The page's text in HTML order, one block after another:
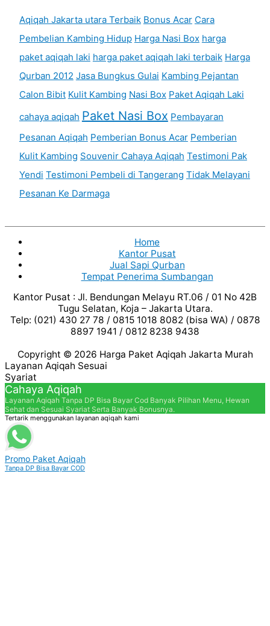
Aqiqah Jakarta utara Terbaik Bonus Acar Cara
Pembelian Kambing Hidup Harga Nasi Box harga
paket aqiqah laki harga paket aqiqah laki terbaik Harga
Qurban 2012 Jasa Bungkus Gulai Kambing Pejantan
Calon Bibit Kulit Kambing Nasi Box Paket Aqiqah Laki
cahaya aqiqah Paket Nasi Box Pembayaran
Pesanan Aqiqah Pemberian Bonus Acar Pemberian
Kulit Kambing Souvenir Cahaya Aqiqah Testimoni Pak
Yendi Testimoni Pembeli di Tangerang Tidak Melayani
Pesanan Ke Darmaga
Home
Kantor Pusat
Jual Sapi Qurban
Tempat Penerima Sumbangan
Kantor Pusat : Jl. Bendungan Melayu RT.06 / 01 No 42B
Tugu Selatan, Koja – Jakarta Utara.
Telp: (021) 430 27 78 / 0815 1018 8082 (bisa WA) / 0878
8897 1941 / 0812 8238 9438
Copyright © 2026 Harga Paket Aqiqah Jakarta Murah
Layanan Aqiqah Sesuai
Syariat
Cahaya Aqiqah
Layanan Aqiqah Tanpa DP Bisa Bayar Cod Banyak Pilihan Menu, Hewan
Sehat dan Sesuai Syariat Serta Banyak Bonusnya.
Tertarik menggunakan layanan aqiqah kami
Promo Paket Aqiqah
Tanpa DP Bisa Bayar COD